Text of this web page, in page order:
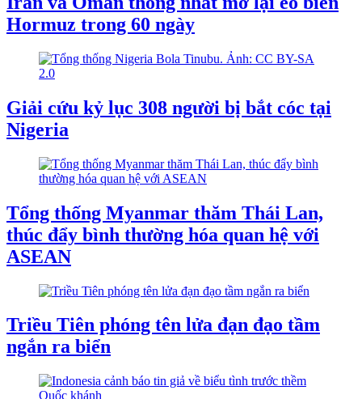
Hormuz trong 60 ngày
Giải cứu kỷ lục 308 người bị bắt cóc tại
Nigeria
Tổng thống Myanmar thăm Thái Lan,
thúc đẩy bình thường hóa quan hệ với
ASEAN
Triều Tiên phóng tên lửa đạn đạo tầm
ngắn ra biển